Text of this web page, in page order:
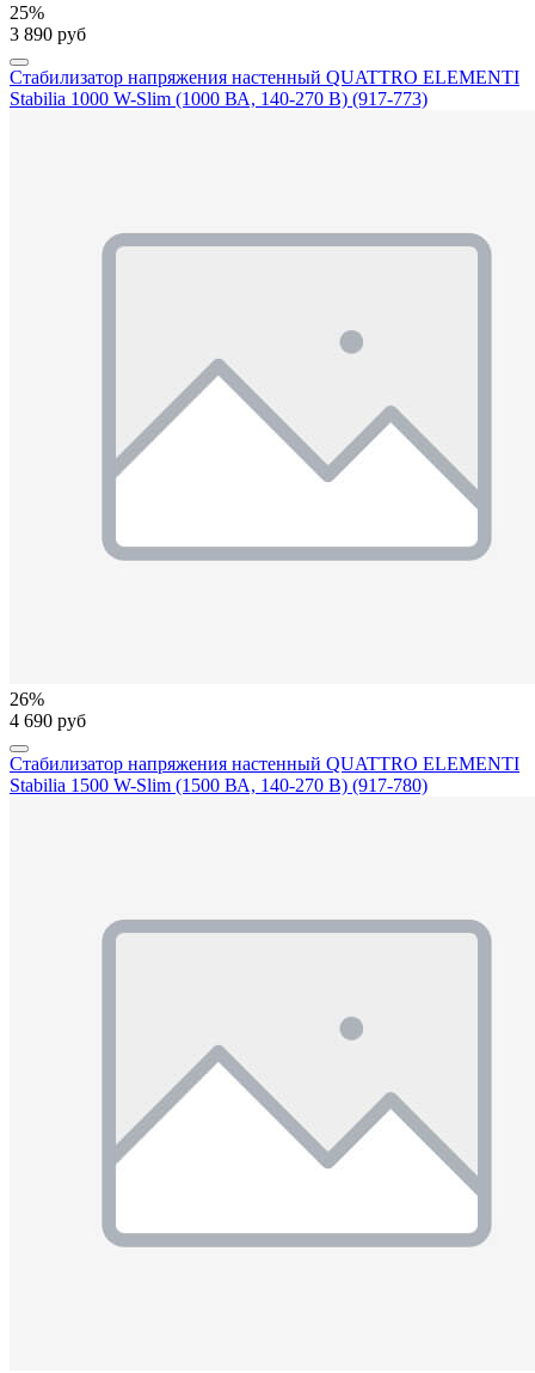
25%
3 890 руб
Стабилизатор напряжения настенный QUATTRO ELEMENTI
Stabilia 1000 W-Slim (1000 ВА, 140-270 В) (917-773)
26%
4 690 руб
Стабилизатор напряжения настенный QUATTRO ELEMENTI
Stabilia 1500 W-Slim (1500 ВА, 140-270 В) (917-780)